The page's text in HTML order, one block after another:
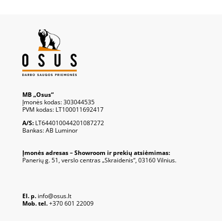
MB „Osus“
Įmonės kodas: 303044535
PVM kodas: LT100011692417
A/S:LT644010044201087272
Bankas: AB Luminor
Įmonės adresas – Showroom ir prekių atsiėmimas:
Panerių g. 51, verslo centras „Skraidenis“, 03160 Vilnius.
El. p.info@osus.lt
Mob. tel.+370 601 22009